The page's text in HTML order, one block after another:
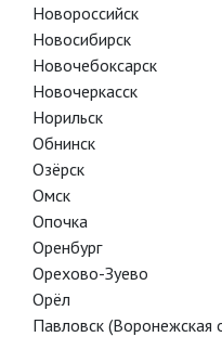
и в славном городе
из лучших спектаклей
в кинотеатре
показ«Бури»
апреля в кинотеатре
Новороссийск
Новосибирск
Новочебоксарск
Новочеркасск
Норильск
Обнинск
Озёрск
Омск
Опочка
Оренбург
Орехово-Зуево
Орёл
Павловск (Воронежская